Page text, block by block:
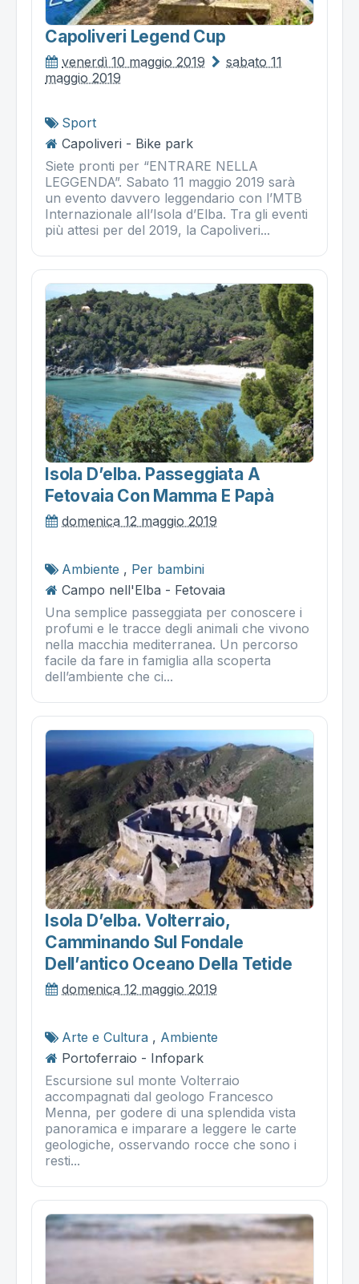
Capoliveri Legend Cup
venerdì 10 maggio 2019
sabato 11
maggio 2019
Sport
Capoliveri - Bike park
Siete pronti per “ENTRARE NELLA
LEGGENDA”. Sabato 11 maggio 2019 sarà
un evento davvero leggendario con l’MTB
Internazionale all’Isola d’Elba. Tra gli eventi
più attesi per del 2019, la Capoliveri...
Isola D’elba. Passeggiata A
Fetovaia Con Mamma E Papà
domenica 12 maggio 2019
Ambiente , Per bambini
Campo nell'Elba - Fetovaia
Una semplice passeggiata per conoscere i
profumi e le tracce degli animali che vivono
nella macchia mediterranea. Un percorso
facile da fare in famiglia alla scoperta
dell’ambiente che ci...
Isola D’elba. Volterraio,
Camminando Sul Fondale
Dell’antico Oceano Della Tetide
domenica 12 maggio 2019
Arte e Cultura , Ambiente
Portoferraio - Infopark
Escursione sul monte Volterraio
accompagnati dal geologo Francesco
Menna, per godere di una splendida vista
panoramica e imparare a leggere le carte
geologiche, osservando rocce che sono i
resti...